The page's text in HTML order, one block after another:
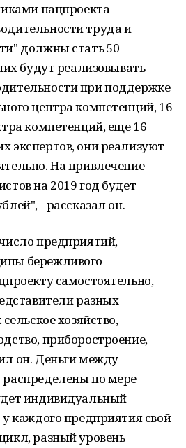
нацпроекта
труда и
должны стать 50
будут реализовывать
при поддержке
центра компетенций, 16
компетенций, еще 16
экспертов, они реализуют
На привлечение
на 2019 год будет
- рассказал он.
предприятий,
бережливого
самостоятельно,
разных
хозяйство,
приборостроение,
он. Деньги между
по мере
индивидуальный
каждого предприятия свой
разный уровень